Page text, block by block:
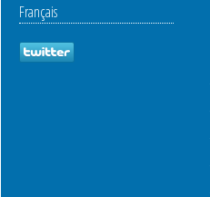
Français